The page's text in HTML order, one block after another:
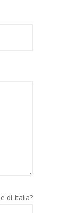
di Italia?